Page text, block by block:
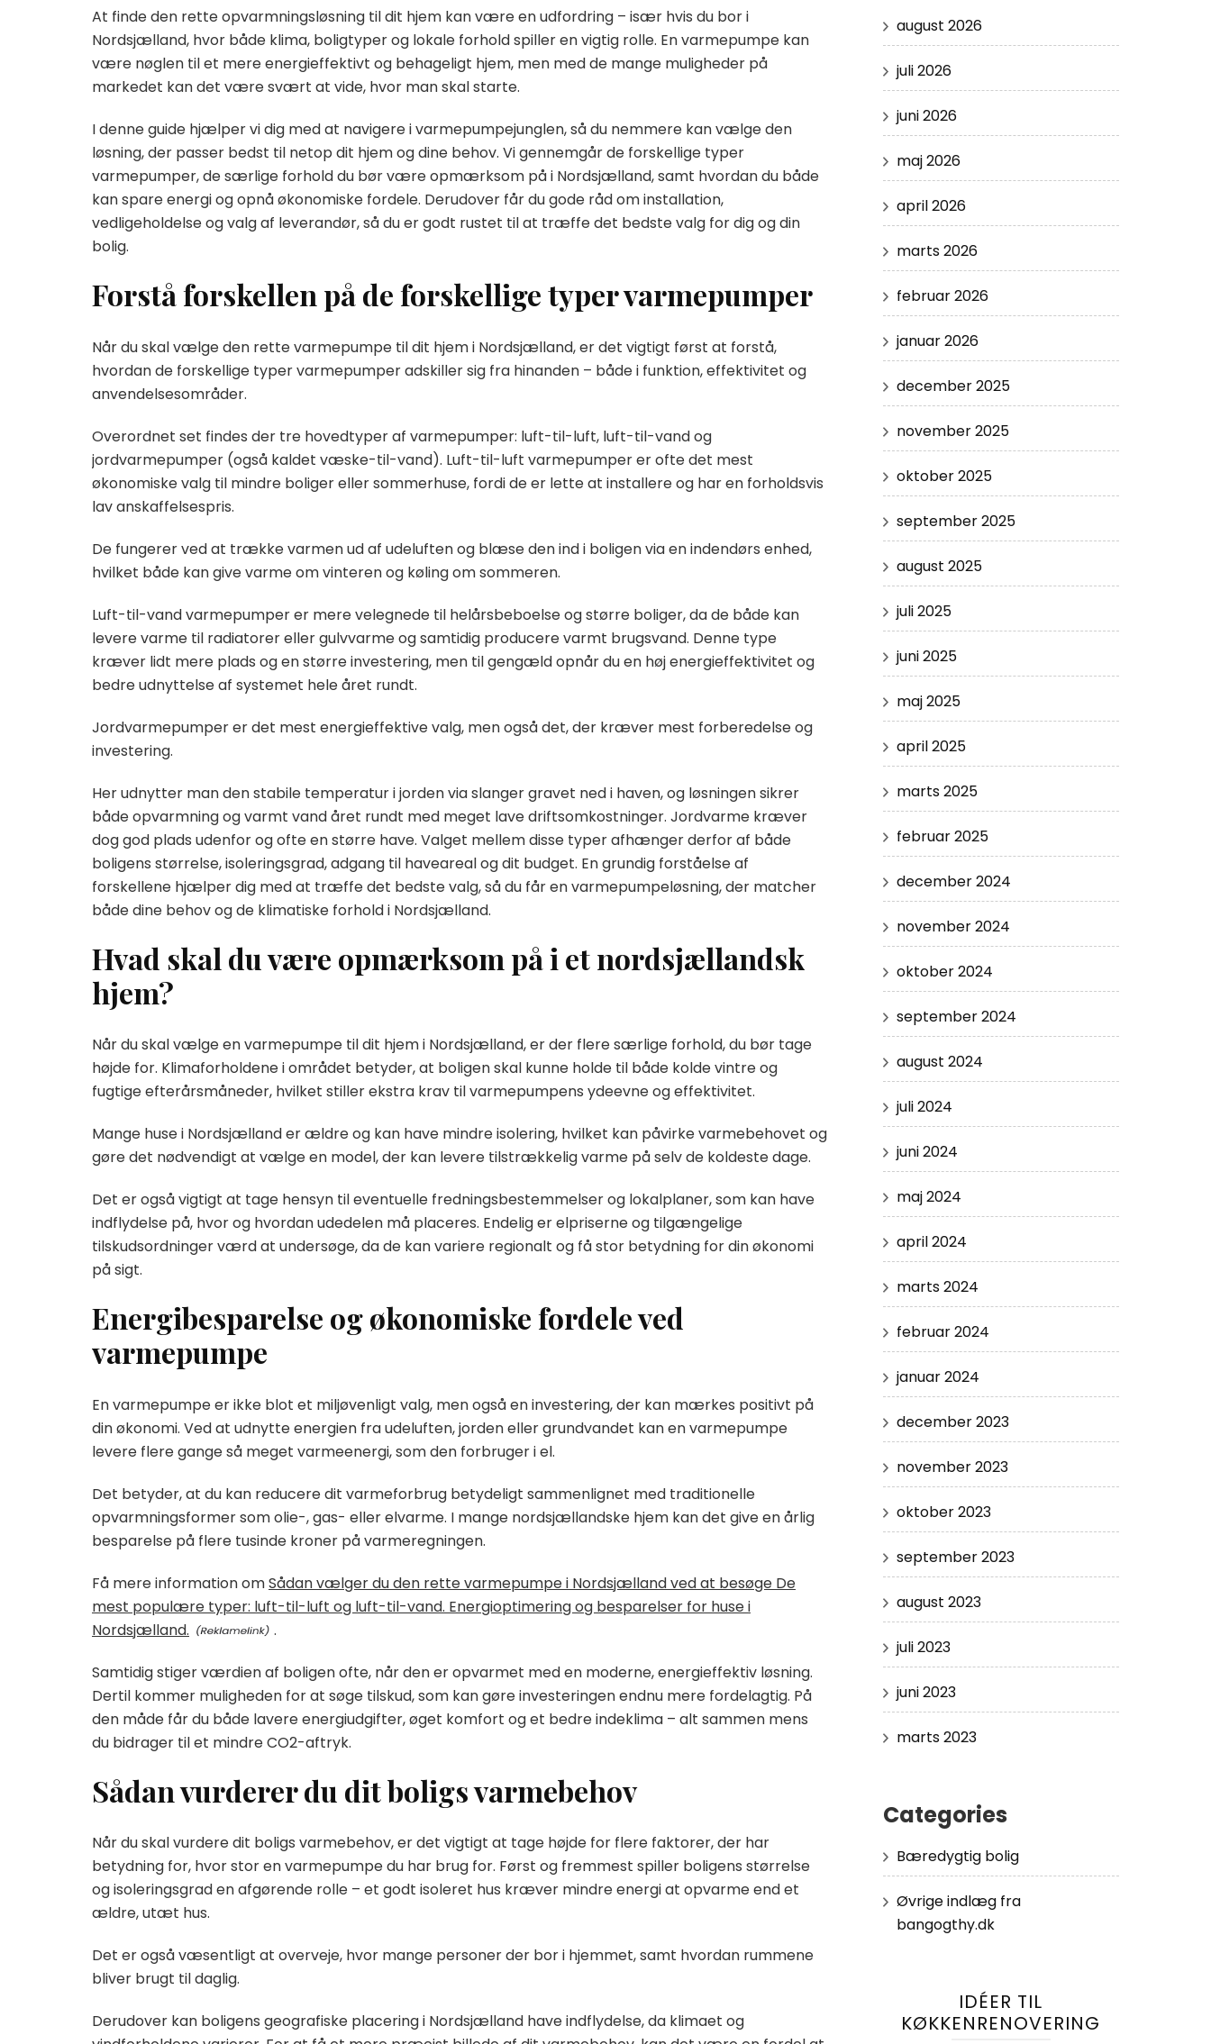
At finde den rette opvarmningsløsning til dit hjem kan være en udfordring – især hvis du bor i
Nordsjælland, hvor både klima, boligtyper og lokale forhold spiller en vigtig rolle. En varmepumpe kan
være nøglen til et mere energieffektivt og behageligt hjem, men med de mange muligheder på
markedet kan det være svært at vide, hvor man skal starte.
I denne guide hjælper vi dig med at navigere i varmepumpejunglen, så du nemmere kan vælge den
løsning, der passer bedst til netop dit hjem og dine behov. Vi gennemgår de forskellige typer
varmepumper, de særlige forhold du bør være opmærksom på i Nordsjælland, samt hvordan du både
kan spare energi og opnå økonomiske fordele. Derudover får du gode råd om installation,
vedligeholdelse og valg af leverandør, så du er godt rustet til at træffe det bedste valg for dig og din
bolig.
Forstå forskellen på de forskellige typer varmepumper
Når du skal vælge den rette varmepumpe til dit hjem i Nordsjælland, er det vigtigt først at forstå,
hvordan de forskellige typer varmepumper adskiller sig fra hinanden – både i funktion, effektivitet og
anvendelsesområder.
Overordnet set findes der tre hovedtyper af varmepumper: luft-til-luft, luft-til-vand og
jordvarmepumper (også kaldet væske-til-vand). Luft-til-luft varmepumper er ofte det mest
økonomiske valg til mindre boliger eller sommerhuse, fordi de er lette at installere og har en forholdsvis
lav anskaffelsespris.
De fungerer ved at trække varmen ud af udeluften og blæse den ind i boligen via en indendørs enhed,
hvilket både kan give varme om vinteren og køling om sommeren.
Luft-til-vand varmepumper er mere velegnede til helårsbeboelse og større boliger, da de både kan
levere varme til radiatorer eller gulvvarme og samtidig producere varmt brugsvand. Denne type
kræver lidt mere plads og en større investering, men til gengæld opnår du en høj energieffektivitet og
bedre udnyttelse af systemet hele året rundt.
Jordvarmepumper er det mest energieffektive valg, men også det, der kræver mest forberedelse og
investering.
Her udnytter man den stabile temperatur i jorden via slanger gravet ned i haven, og løsningen sikrer
både opvarmning og varmt vand året rundt med meget lave driftsomkostninger. Jordvarme kræver
dog god plads udenfor og ofte en større have. Valget mellem disse typer afhænger derfor af både
boligens størrelse, isoleringsgrad, adgang til haveareal og dit budget. En grundig forståelse af
forskellene hjælper dig med at træffe det bedste valg, så du får en varmepumpeløsning, der matcher
både dine behov og de klimatiske forhold i Nordsjælland.
Hvad skal du være opmærksom på i et nordsjællandsk
hjem?
Når du skal vælge en varmepumpe til dit hjem i Nordsjælland, er der flere særlige forhold, du bør tage
højde for. Klimaforholdene i området betyder, at boligen skal kunne holde til både kolde vintre og
fugtige efterårsmåneder, hvilket stiller ekstra krav til varmepumpens ydeevne og effektivitet.
Mange huse i Nordsjælland er ældre og kan have mindre isolering, hvilket kan påvirke varmebehovet og
gøre det nødvendigt at vælge en model, der kan levere tilstrækkelig varme på selv de koldeste dage.
Det er også vigtigt at tage hensyn til eventuelle fredningsbestemmelser og lokalplaner, som kan have
indflydelse på, hvor og hvordan udedelen må placeres. Endelig er elpriserne og tilgængelige
tilskudsordninger værd at undersøge, da de kan variere regionalt og få stor betydning for din økonomi
på sigt.
Energibesparelse og økonomiske fordele ved
varmepumpe
En varmepumpe er ikke blot et miljøvenligt valg, men også en investering, der kan mærkes positivt på
din økonomi. Ved at udnytte energien fra udeluften, jorden eller grundvandet kan en varmepumpe
levere flere gange så meget varmeenergi, som den forbruger i el.
Det betyder, at du kan reducere dit varmeforbrug betydeligt sammenlignet med traditionelle
opvarmningsformer som olie-, gas- eller elvarme. I mange nordsjællandske hjem kan det give en årlig
besparelse på flere tusinde kroner på varmeregningen.
Få mere information omSådan vælger du den rette varmepumpe i Nordsjælland ved at besøge De
mest populære typer: luft-til-luft og luft-til-vand. Energioptimering og besparelser for huse i
Nordsjælland.
.
Samtidig stiger værdien af boligen ofte, når den er opvarmet med en moderne, energieffektiv løsning.
Dertil kommer muligheden for at søge tilskud, som kan gøre investeringen endnu mere fordelagtig. På
den måde får du både lavere energiudgifter, øget komfort og et bedre indeklima – alt sammen mens
du bidrager til et mindre CO2-aftryk.
Sådan vurderer du dit boligs varmebehov
Når du skal vurdere dit boligs varmebehov, er det vigtigt at tage højde for flere faktorer, der har
betydning for, hvor stor en varmepumpe du har brug for. Først og fremmest spiller boligens størrelse
og isoleringsgrad en afgørende rolle – et godt isoleret hus kræver mindre energi at opvarme end et
ældre, utæt hus.
Det er også væsentligt at overveje, hvor mange personer der bor i hjemmet, samt hvordan rummene
bliver brugt til daglig.
Derudover kan boligens geografiske placering i Nordsjælland have indflydelse, da klimaet og
august 2026
juli 2026
juni 2026
maj 2026
april 2026
marts 2026
februar 2026
januar 2026
december 2025
november 2025
oktober 2025
september 2025
august 2025
juli 2025
juni 2025
maj 2025
april 2025
marts 2025
februar 2025
december 2024
november 2024
oktober 2024
september 2024
august 2024
juli 2024
juni 2024
maj 2024
april 2024
marts 2024
februar 2024
januar 2024
december 2023
november 2023
oktober 2023
september 2023
august 2023
juli 2023
juni 2023
marts 2023
Categories
Bæredygtig bolig
Øvrige indlæg fra
bangogthy.dk
IDÉER TIL
KØKKENRENOVERING